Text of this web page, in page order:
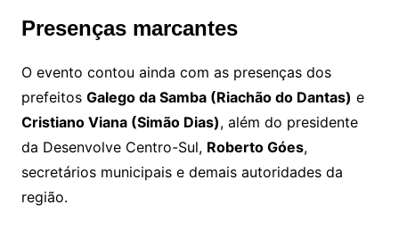
Presenças marcantes
O evento contou ainda com as presenças dos
prefeitos Galego da Samba (Riachão do Dantas) e
Cristiano Viana (Simão Dias), além do presidente
da Desenvolve Centro-Sul, Roberto Góes,
secretários municipais e demais autoridades da
região.